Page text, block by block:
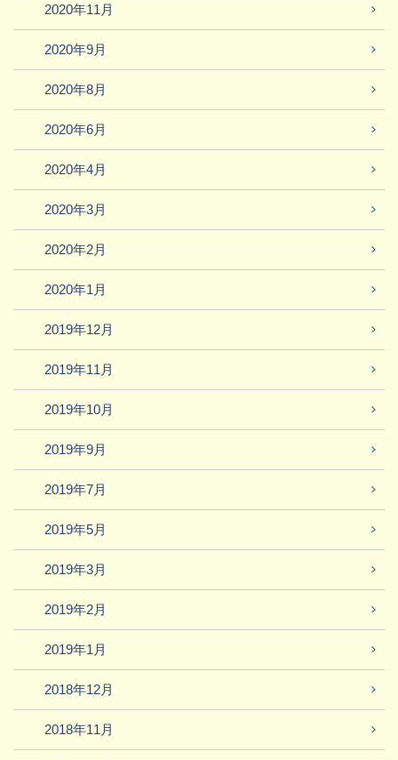
2020年11月
2020年9月
2020年8月
2020年6月
2020年4月
2020年3月
2020年2月
2020年1月
2019年12月
2019年11月
2019年10月
2019年9月
2019年7月
2019年5月
2019年3月
2019年2月
2019年1月
2018年12月
2018年11月